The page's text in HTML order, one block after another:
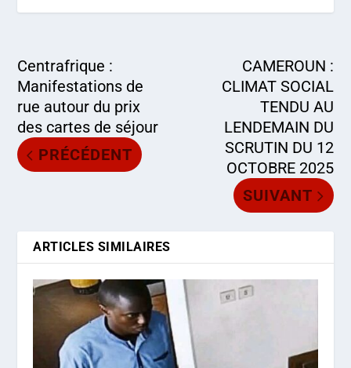
Centrafrique :
Manifestations de
rue autour du prix
des cartes de séjour
PRÉCÉDENT
CAMEROUN :
CLIMAT SOCIAL
TENDU AU
LENDEMAIN DU
SCRUTIN DU 12
OCTOBRE 2025
SUIVANT
ARTICLES SIMILAIRES